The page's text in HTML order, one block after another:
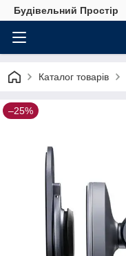
Будівельний Простір
Каталог товарів
–25%